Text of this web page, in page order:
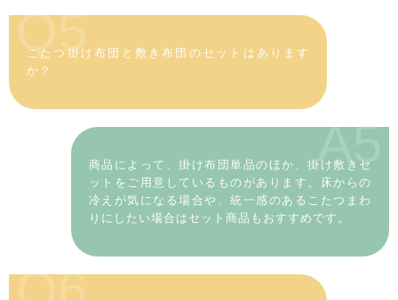
Q5
こたつ掛け布団と敷き布団のセットはあります
か？
A5
商品によって、掛け布団単品のほか、掛け敷きセ
ットをご用意しているものがあります。床からの
冷えが気になる場合や、統一感のあるこたつまわ
りにしたい場合はセット商品もおすすめです。